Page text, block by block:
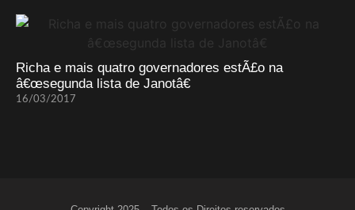
Richa e mais quatro governadores estÃ£o na
â€œsegunda lista de Janotâ€
16/03/2017